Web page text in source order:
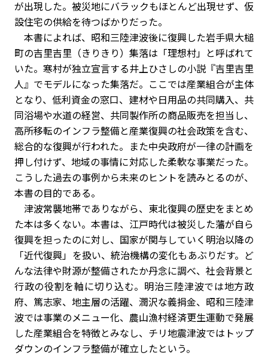
が出現した。被災地にバラックもほとんど出現せず、仮
設住宅の供給を待つばかりだった。
本書によれば、昭和三陸津波後に復興した岩手県大槌
町の吉里吉里（きりきり）集落は「理想村」と呼ばれて
いた。寒村が独立宣言する井上ひさしの小説『吉里吉里
人』でモデルになった集落だ。ここでは産業組合が主体
となり、低利資金の窓口、建材や日用品の共同購入、共
同浴場や水道の経営、共同製作所の商品販売を担当し、
高所移転のインフラ整備と産業復興の社会政策を含む、
総合的な復興が行われた。また中央政府が一律の計画を
押し付けず、地域の事情に対応した柔軟な事業だった。
こうした過去の事例から未来のヒントを読みとるのが、
本書の目的である。
津波常襲地帯でありながら、東北復興の歴史をまとめ
た本は多くない。本書は、江戸時代は被災した藩が自ら
復興を担ったのに対し、国家が関与していく明治以降の
「近代復興」を扱い、統治機構の変化もあぶりだす。ど
んな法律や財源が整備されたか丹念に調べ、社会背景と
行政の役割を軸に切り込む。明治三陸津波では地方政
府、篤志家、地主層の活躍、潤沢な義捐金、昭和三陸津
波では事業のメニュー化、農山漁村経済更生運動で発展
した産業組合を特徴とみなし、チリ地震津波ではトップ
ダウンのインフラ整備が確立したという。